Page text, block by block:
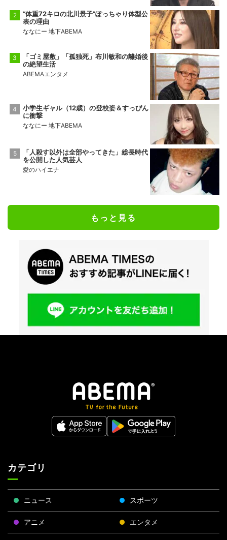
“体重72キロの北川景子”ぽっちゃり体型公
表の理由
ななにー 地下ABEMA
「ゴミ屋敷」「孤独死」布川敏和の離婚後
の絶望生活
ABEMAエンタメ
小学生ギャル（12歳）の登校姿＆すっぴん
に衝撃
ななにー 地下ABEMA
「人殺す以外は全部やってきた」総長時代
を公開した人気芸人
愛のハイエナ
もっと見る
カテゴリ
ニュース スポーツ
アニメ エンタメ